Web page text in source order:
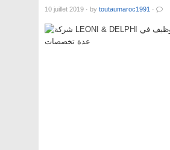
10 juillet 2019 · by toutaumaroc1991 ·